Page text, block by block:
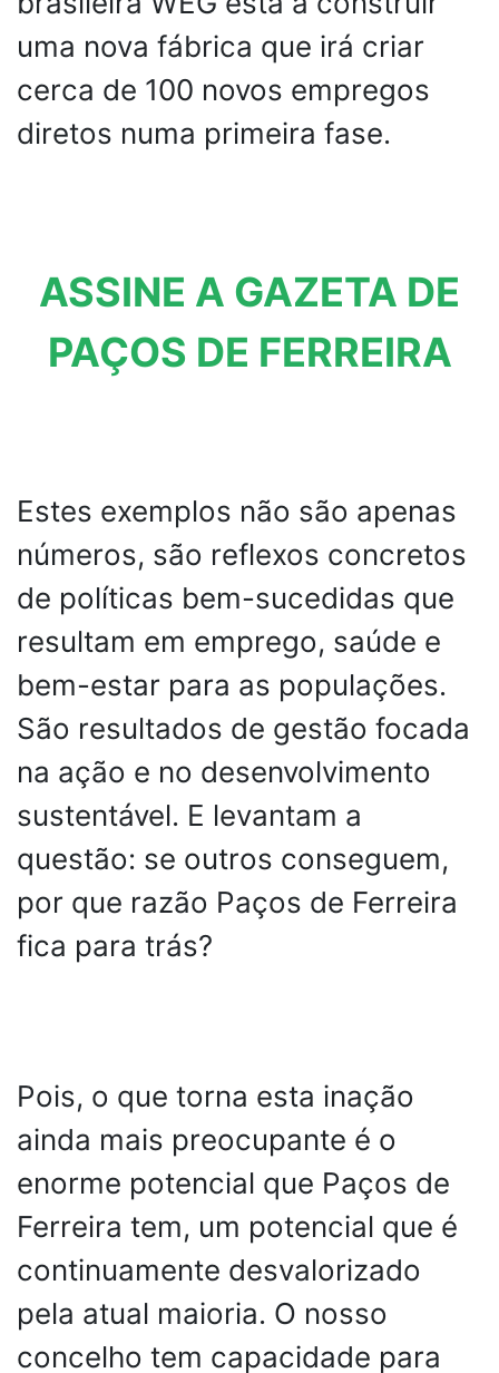
uma nova fábrica que irá criar
cerca de 100 novos empregos
diretos numa primeira fase.
ASSINE A GAZETA DE
PAÇOS DE FERREIRA
Estes exemplos não são apenas
números, são reflexos concretos
de políticas bem-sucedidas que
resultam em emprego, saúde e
bem-estar para as populações.
São resultados de gestão focada
na ação e no desenvolvimento
sustentável. E levantam a
questão: se outros conseguem,
por que razão Paços de Ferreira
fica para trás?
Pois, o que torna esta inação
ainda mais preocupante é o
enorme potencial que Paços de
Ferreira tem, um potencial que é
continuamente desvalorizado
pela atual maioria. O nosso
concelho tem capacidade para